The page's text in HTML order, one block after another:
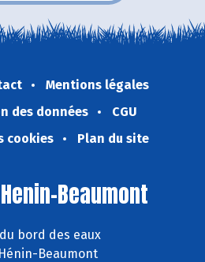
Mentions légales
des données
CGU
cookies
Plan du site
Beaumont
bord des eaux
Beaumont